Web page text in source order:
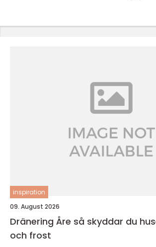
inspiration
09. August 2026
Dränering Åre så skyddar du huset mot fukt
och frost